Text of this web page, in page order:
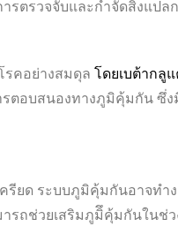
รตรวจจับและกำจัดสิ่งแปล
รคอย่างสมดุล โดยเบต้ากลู
บสนองทางภูมิคุ้มกัน ซึ่ง
รียด ระบบภูมิคุ้มกันอาจท
รถช่วยเสริมภูมิึคุ้มกันในช่ว